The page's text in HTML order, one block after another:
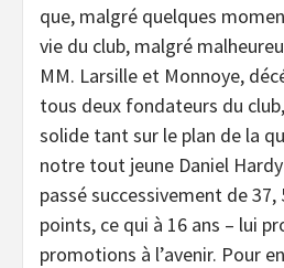
que, malgré quelques
vie du club, malgré
MM. Larsille et Monnoye,
tous deux fondateurs du
solide tant sur le plan de la
notre tout jeune Daniel
passé successivement de 37,
points, ce qui à 16 ans – lui
promotions à l’avenir. Pour